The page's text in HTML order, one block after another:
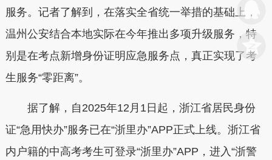
服务。记者了解到，在落实全省统一举措的基础上，
温州公安结合本地实际在今年推出多项升级服务，特
别是在考点新增身份证明应急服务点，真正实现了考
生服务“零距离”。
据了解，自2025年12月1日起，浙江省居民身份
证“急用快办”服务已在“浙里办”APP正式上线。浙江省
内户籍的中高考考生可登录“浙里办”APP，进入“浙警